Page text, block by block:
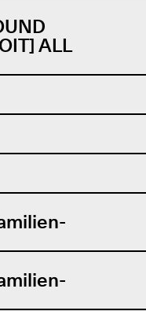
ALL